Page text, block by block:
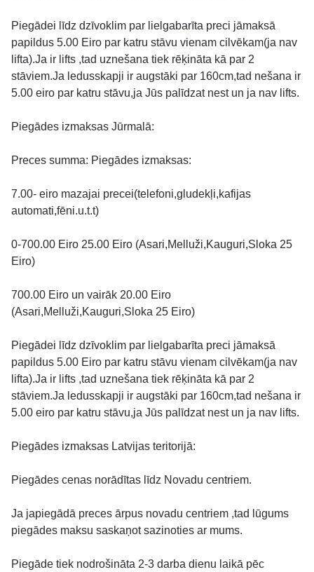
Piegādei līdz dzīvoklim par lielgabarīta preci jāmaksā
papildus 5.00 Eiro par katru stāvu vienam cilvēkam(ja nav
lifta).Ja ir lifts ,tad uznešana tiek rēķināta kā par 2
stāviem.Ja ledusskapji ir augstāki par 160cm,tad nešana ir
5.00 eiro par katru stāvu,ja Jūs palīdzat nest un ja nav lifts.
Piegādes izmaksas Jūrmalā:
Preces summa: Piegādes izmaksas:
7.00- eiro mazajai precei(telefoni,gludekļi,kafijas
automati,fēni.u.t.t)
0-700.00 Eiro 25.00 Eiro (Asari,Melluži,Kauguri,Sloka 25
Eiro)
700.00 Eiro un vairāk 20.00 Eiro
(Asari,Melluži,Kauguri,Sloka 25 Eiro)
Piegādei līdz dzīvoklim par lielgabarīta preci jāmaksā
papildus 5.00 Eiro par katru stāvu vienam cilvēkam(ja nav
lifta).Ja ir lifts ,tad uznešana tiek rēķināta kā par 2
stāviem.Ja ledusskapji ir augstāki par 160cm,tad nešana ir
5.00 eiro par katru stāvu,ja Jūs palīdzat nest un ja nav lifts.
Piegādes izmaksas Latvijas teritorijā:
Piegādes cenas norādītas līdz Novadu centriem.
Ja japiegādā preces ārpus novadu centriem ,tad lūgums
piegādes maksu saskaņot sazinoties ar mums.
Piegāde tiek nodrošināta 2-3 darba dienu laikā pēc